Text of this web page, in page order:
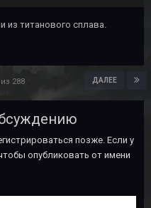
из титанового сплава.
ДАЛЕЕ
288
позже. Если у
опубликовать от имени